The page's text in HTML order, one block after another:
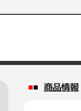
商品情報